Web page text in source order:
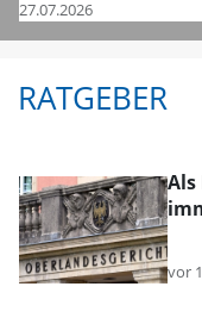
27.07.2026
RATGEBER
Als
vor